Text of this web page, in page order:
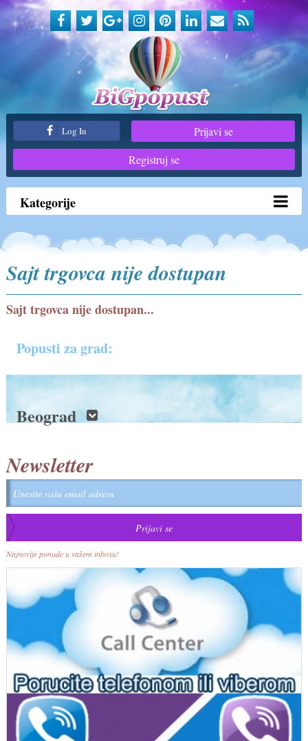
Log In
Prijavi se
Registruj se
Kategorije
Sajt trgovca nije dostupan
Sajt trgovca nije dostupan...
Popusti za grad:
Beograd
Newsletter
Najnovije ponude u vašem inboxu!